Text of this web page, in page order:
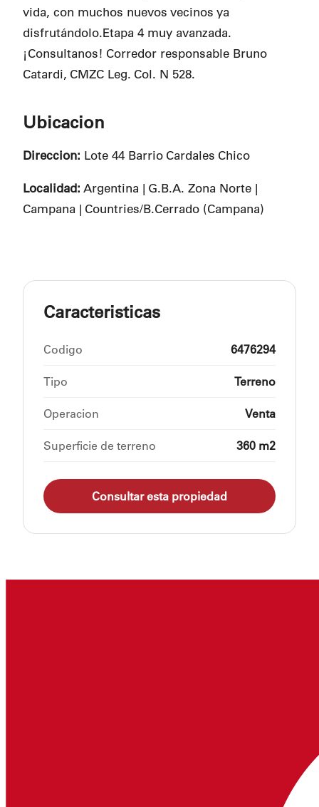
vida, con muchos nuevos vecinos ya
disfrutándolo.Etapa 4 muy avanzada.
¡Consultanos! Corredor responsable Bruno
Catardi, CMZC Leg. Col. N 528.
Ubicacion
Direccion: Lote 44 Barrio Cardales Chico
Localidad: Argentina | G.B.A. Zona Norte |
Campana | Countries/B.Cerrado (Campana)
Caracteristicas
Codigo 6476294
Tipo Terreno
Operacion Venta
Superficie de terreno 360 m2
Consultar esta propiedad